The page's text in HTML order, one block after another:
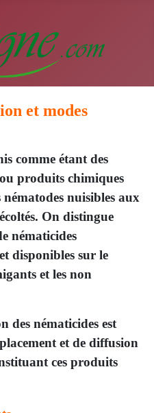
et modes
comme étant des
produits chimiques
nuisibles aux
On distingue
nématicides
disponibles sur le
et les non
des nématicides est
et de diffusion
ces produits